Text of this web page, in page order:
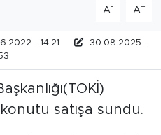
A- A+
- 14:21
30.08.2025 -
satışa sundu.